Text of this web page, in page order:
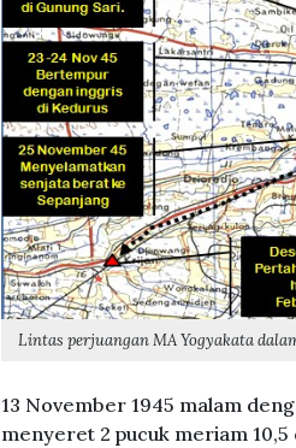
Lintas perjuangan MA Yogyakata
13 November 1945 malam
menyeret 2 pucuk meriam